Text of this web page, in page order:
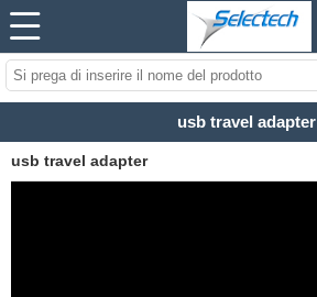
usb travel adapter
usb travel adapter